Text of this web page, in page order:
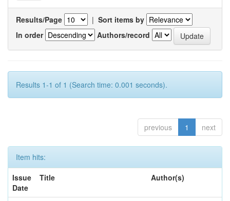
Results/Page | Sort items by
In order
Authors/record
Results 1-1 of 1 (Search time: 0.001 seconds).
previous 1 next
Item hits:
Issue
Date
Title Author(s)